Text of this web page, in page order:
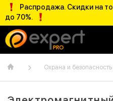
Распродажа. Скидки на
до 70%.
Охрана и безопасность